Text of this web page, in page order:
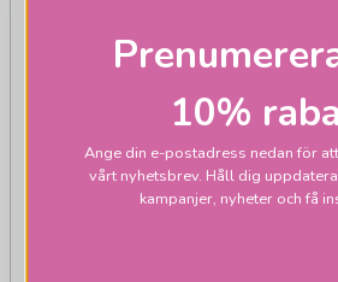
10%
Ange din e-postadress nedan för
vårt nyhetsbrev. Håll dig
kampanjer, nyheter och få